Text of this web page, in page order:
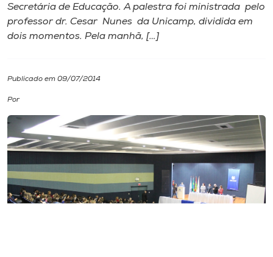
I.nova
Cultura
CPA
Biblioteca
Editora
Secretária de Educação. A palestra foi ministrada pelo
professor dr. Cesar Nunes da Unicamp, dividida em
dois momentos. Pela manhã, […]
Publicado em 09/07/2014
Por